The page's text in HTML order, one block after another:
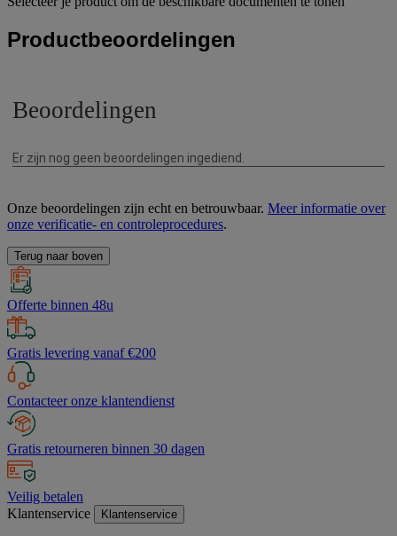
Productbeoordelingen
Onze beoordelingen zijn echt en betrouwbaar. Meer informatie over
onze verificatie- en controleprocedures.
Terug naar boven
Offerte binnen 48u
Gratis levering vanaf €200
Contacteer onze klantendienst
Gratis retourneren binnen 30 dagen
Veilig betalen
Klantenservice
Klantenservice